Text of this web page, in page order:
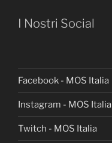
I Nostri Social
Facebook - MOS Italia
Instagram - MOS Italia
Twitch - MOS Italia